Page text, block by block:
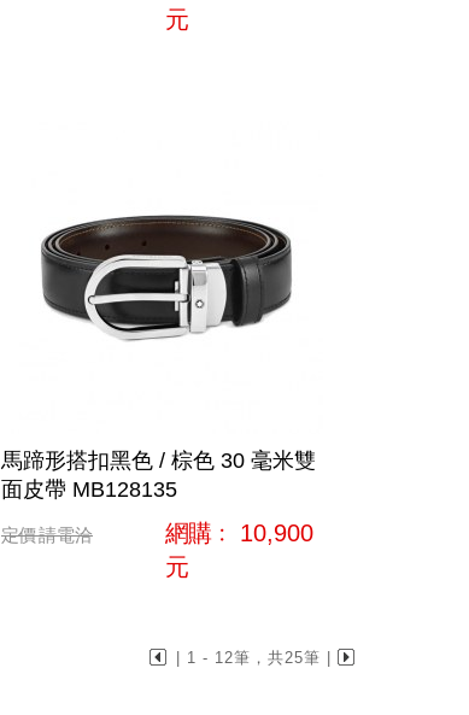
元
馬蹄形搭扣黑色 / 棕色 30 毫米雙
面皮帶 MB128135
定價請電洽 網購﹕ 10,900
元
| 1 - 12筆，共25筆 |